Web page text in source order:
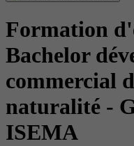
Formation
Bachelor
commercial
naturalité -
ISEMA